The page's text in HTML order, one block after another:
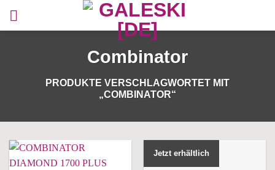
Inhalt
Combinator
PRODUKTE VERSCHLAGWORTET MIT
„COMBINATOR“
Jetzt erhältlich